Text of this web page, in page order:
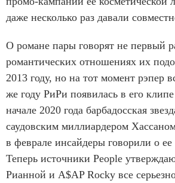
даже несколько раз давали
О романе пары говорят не первый
романтических отношениях их
2013 году, но на тот момент рэпер
же году РиРи появилась в его
начале 2020 года барбадосская
саудовским миллиардером
в феврале инсайдеры говорили о ее
Теперь источники People
Рианной и A$AP Rocky все